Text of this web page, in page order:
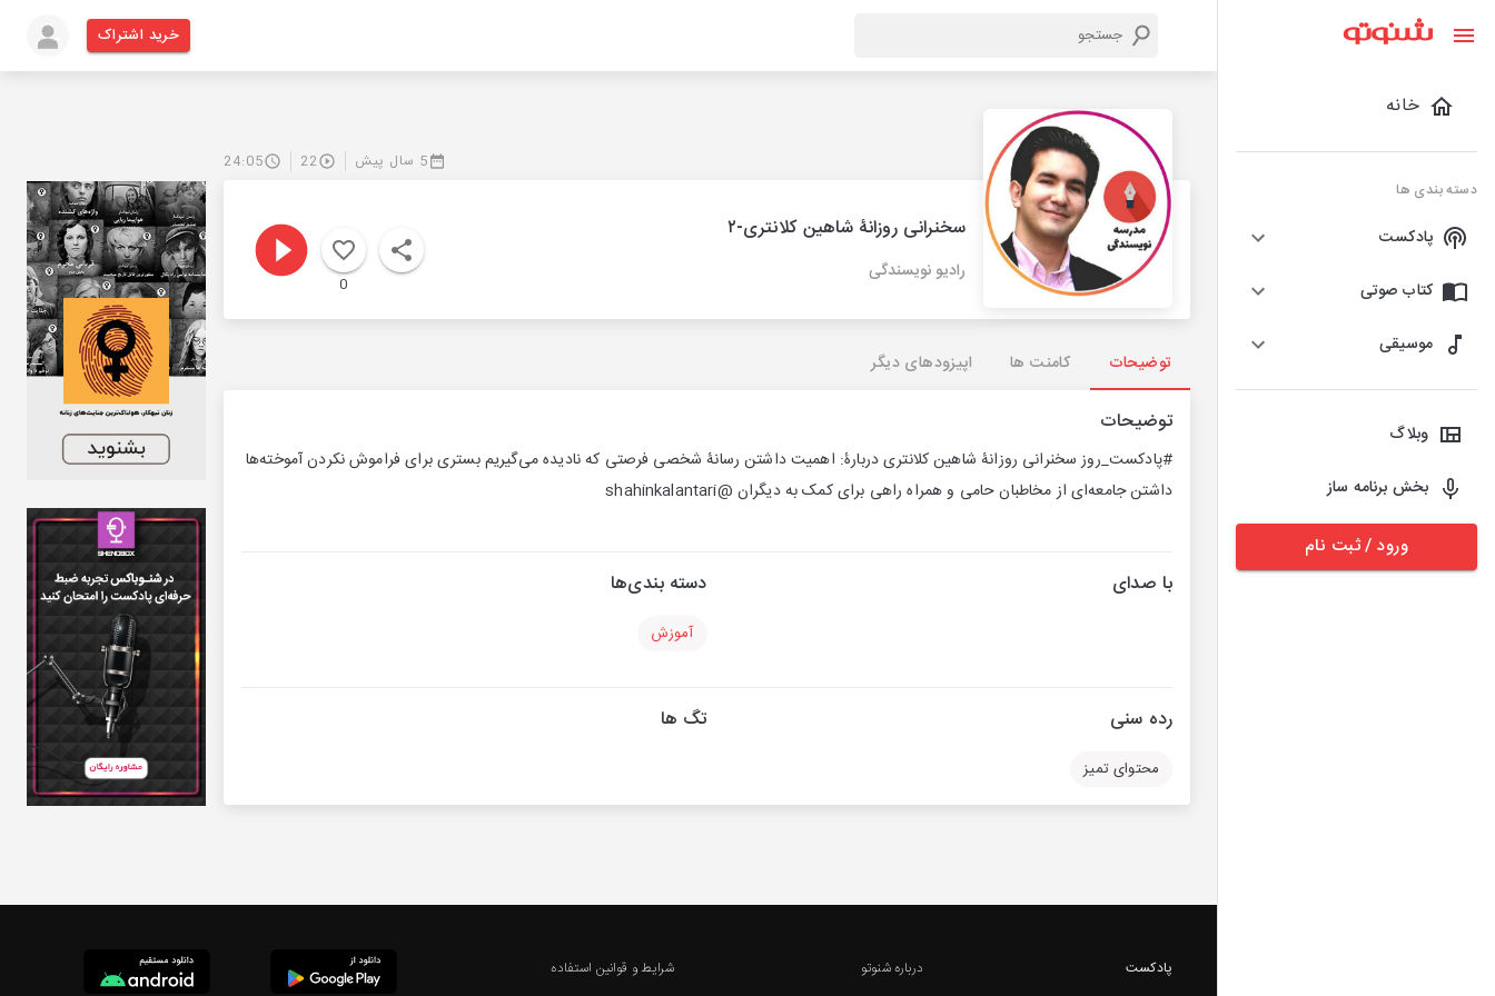
خانه
دسته بندی ها
پادکست
کتاب صوتی
موسیقی
وبلاگ
بخش برنامه ساز
ورود / ثبت نام
خرید اشتراک
5 سال پیش 22
24:05
سخنرانی روزانۀ شاهین کلانتری-۲
رادیو نویسندگی
0
توضیحات کامنت ها اپیزودهای دیگر
توضیحات
#پادکست_روز سخنرانی روزانۀ شاهین کلانتری دربارۀ: اهمیت داشتن رسانۀ شخصی فرصتی که نادیده می‌گیریم بستری برای فراموش نکردن آموخته‌ها
داشتن جامعه‌ای از مخاطبان حامی و همراه راهی برای کمک به دیگران @shahinkalantari
با صدای دسته بندی‌ها
آموزش
رده سنی
محتوای تمیز
تگ ها
پادکست
درباره شنوتو
شرایط و قوانین استفاده